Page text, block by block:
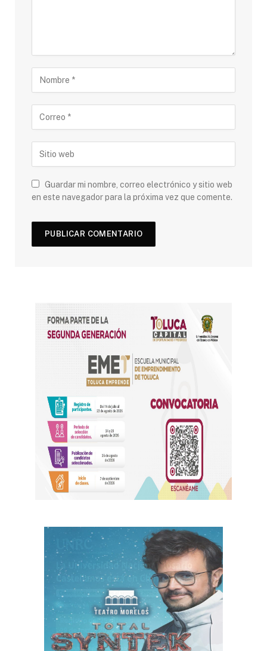
Guardar mi nombre, correo electrónico y sitio web
en este navegador para la próxima vez que comente.